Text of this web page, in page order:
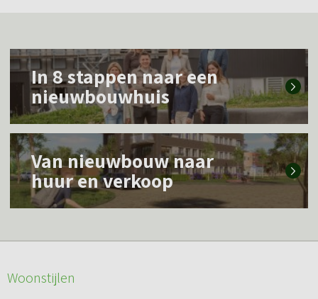
L
s
m
e
o
e
In 8 stappen naar een
nieuwbouwhuis
L
e
s
e
Van nieuwbouw naar
huur en verkoop
Woonstijlen